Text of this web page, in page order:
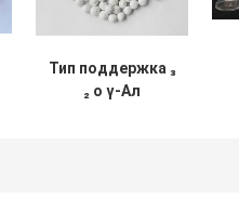
Тип поддержка ₃
₂ о γ-Ал